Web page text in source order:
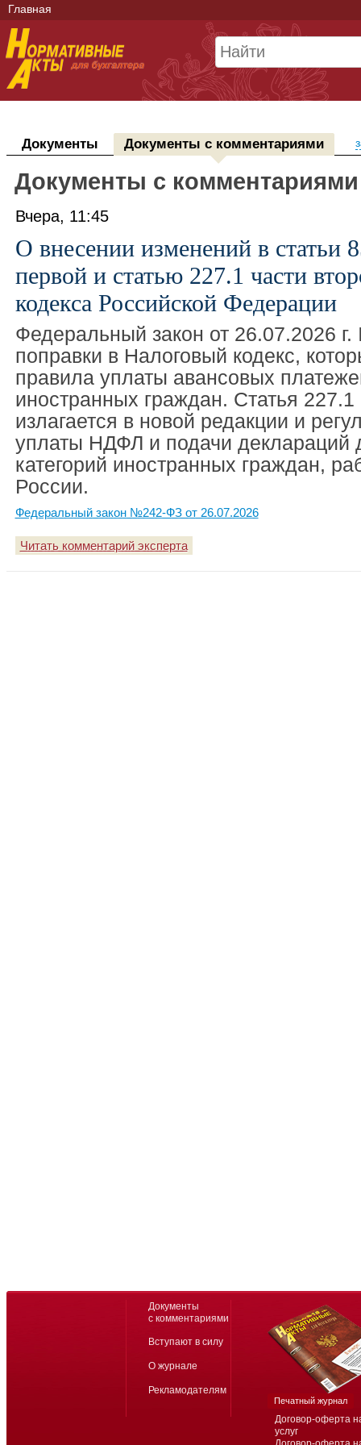
Главная
Документы Документы с комментариями
Документы с
Вчера, 11:45
О внесении изменений в статьи
первой и статью 227.1 части
кодекса Российской Федерации
Федеральный закон от 26.07.2026
поправки в Налоговый кодекс,
правила уплаты авансовых
иностранных граждан. Статья
излагается в новой редакции и
уплаты НДФЛ и подачи деклараций
категорий иностранных граждан,
России.
Федеральный закон №242-ФЗ от 26.07.2026
Читать комментарий эксперта
Договор-оферта
услуг
Документы
с комментариями
Вступают в силу
О журнале
Рекламодателям
Печатный журнал